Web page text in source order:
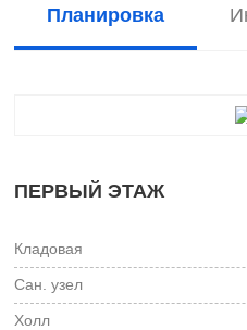
Планировка
ПЕРВЫЙ ЭТАЖ
Кладовая
Сан. узел
Холл